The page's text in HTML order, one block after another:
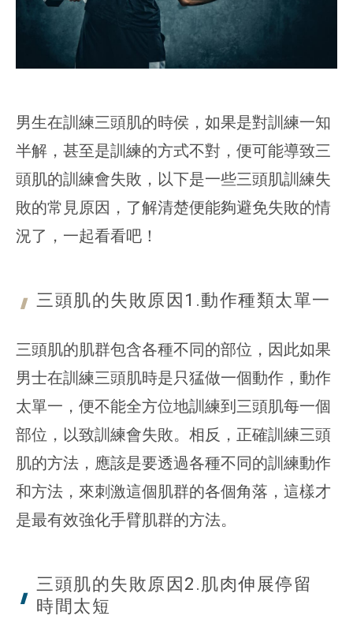
男生在訓練三頭肌的時侯，如果是對訓練一知
半解，甚至是訓練的方式不對，便可能導致三
頭肌的訓練會失敗，以下是一些三頭肌訓練失
敗的常見原因，了解清楚便能夠避免失敗的情
況了，一起看看吧！
三頭肌的失敗原因1.動作種類太單一
三頭肌的肌群包含各種不同的部位，因此如果
男士在訓練三頭肌時是只猛做一個動作，動作
太單一，便不能全方位地訓練到三頭肌每一個
部位，以致訓練會失敗。相反，正確訓練三頭
肌的方法，應該是要透過各種不同的訓練動作
和方法，來刺激這個肌群的各個角落，這樣才
是最有效強化手臂肌群的方法。
三頭肌的失敗原因2.肌肉伸展停留
時間太短